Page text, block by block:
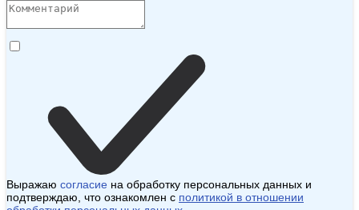
Выражаю согласие на обработку персональных данных и
подтверждаю, что ознакомлен с политикой в отношении